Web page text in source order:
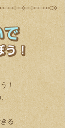
！
る